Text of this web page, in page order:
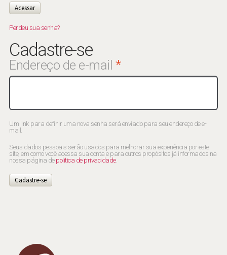
Acessar
Perdeu sua senha?
Cadastre-se
Endereço de e-mail *Obrigatório
Um link para definir uma nova senha será enviado para seu endereço de e-
mail.
Seus dados pessoais serão usados para melhorar sua experiência por este
site, em como você acessa sua conta e para outros propósitos já informados na
nossa página de política de privacidade.
Cadastre-se